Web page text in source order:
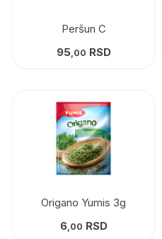
Peršun C
95,00 RSD
Origano Yumis 3g
6,00 RSD